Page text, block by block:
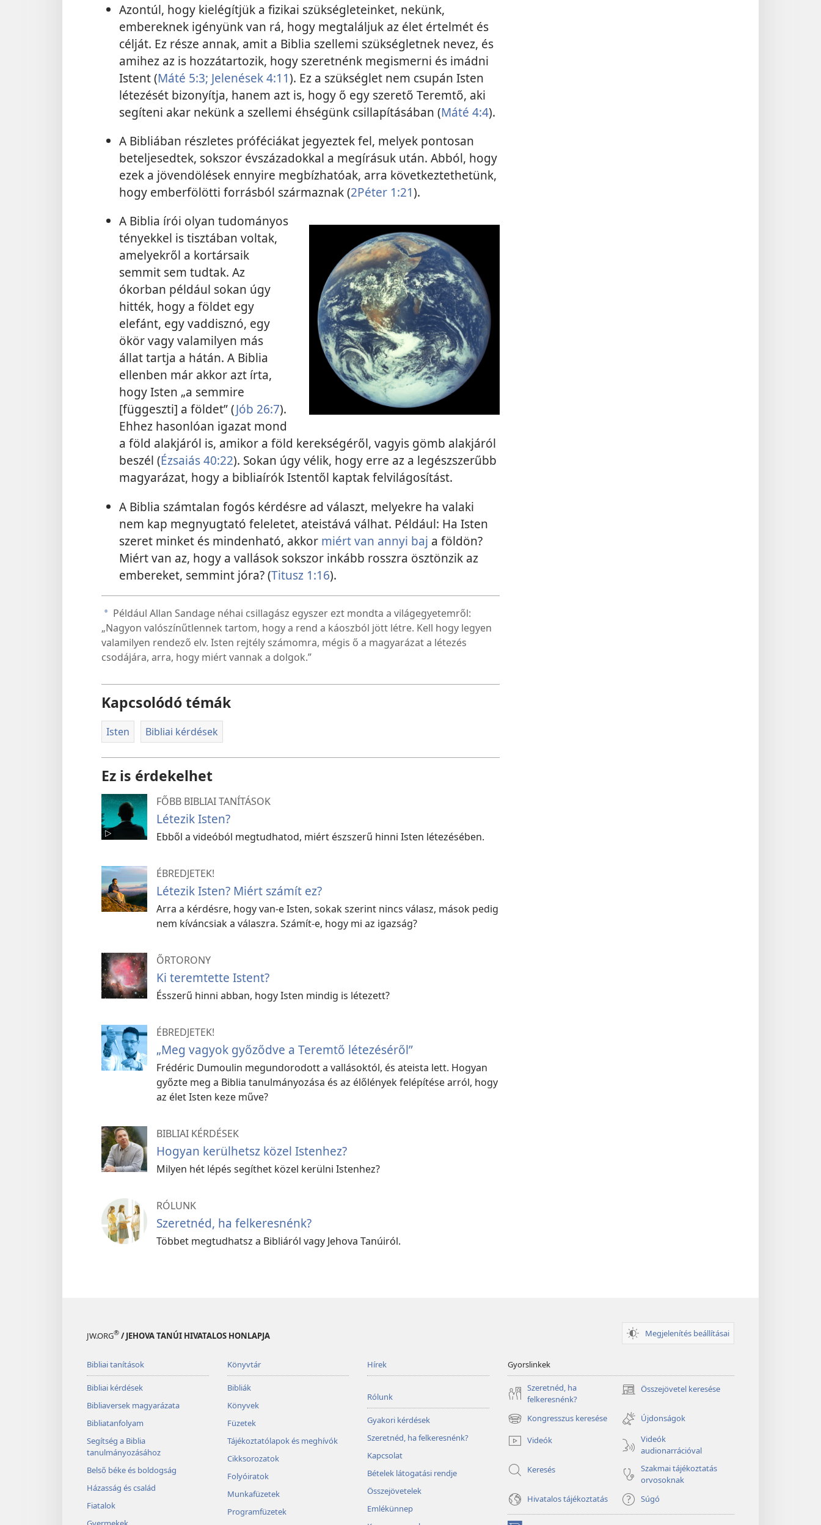
Azontúl, hogy kielégítjük a fizikai szükségleteinket, nekünk,
embereknek igényünk van rá, hogy megtaláljuk az élet értelmét és
célját. Ez része annak, amit a Biblia szellemi szükségletnek nevez, és
amihez az is hozzátartozik, hogy szeretnénk megismerni és imádni
Istent (Máté 5:3; Jelenések 4:11). Ez a szükséglet nem csupán Isten
létezését bizonyítja, hanem azt is, hogy ő egy szerető Teremtő, aki
segíteni akar nekünk a szellemi éhségünk csillapításában (Máté 4:4).
A Bibliában részletes próféciákat jegyeztek fel, melyek pontosan
beteljesedtek, sokszor évszázadokkal a megírásuk után. Abból, hogy
ezek a jövendölések ennyire megbízhatóak, arra következtethetünk,
hogy emberfölötti forrásból származnak (2Péter 1:21).
A Biblia írói olyan tudományos
tényekkel is tisztában voltak,
amelyekről a kortársaik
semmit sem tudtak. Az
ókorban például sokan úgy
hitték, hogy a földet egy
elefánt, egy vaddisznó, egy
ökör vagy valamilyen más
állat tartja a hátán. A Biblia
ellenben már akkor azt írta,
hogy Isten „a semmire
[függeszti] a földet” (Jób 26:7).
Ehhez hasonlóan igazat mond
a föld alakjáról is, amikor a föld kerekségéről, vagyis gömb alakjáról
beszél (Ézsaiás 40:22). Sokan úgy vélik, hogy erre az a legészszerűbb
magyarázat, hogy a bibliaírók Istentől kaptak felvilágosítást.
A Biblia számtalan fogós kérdésre ad választ, melyekre ha valaki
nem kap megnyugtató feleletet, ateistává válhat. Például: Ha Isten
szeret minket és mindenható, akkor miért van annyi baj a földön?
Miért van az, hogy a vallások sokszor inkább rosszra ösztönzik az
embereket, semmint jóra? (Titusz 1:16).
a Például Allan Sandage néhai csillagász egyszer ezt mondta a világegyetemről:
„Nagyon valószínűtlennek tartom, hogy a rend a káoszból jött létre. Kell hogy legyen
valamilyen rendező elv. Isten rejtély számomra, mégis ő a magyarázat a létezés
csodájára, arra, hogy miért vannak a dolgok.”
Kapcsolódó témák
Isten Bibliai kérdések
Ez is érdekelhet
FŐBB BIBLIAI TANÍTÁSOK
Létezik Isten?
Ebből a videóból megtudhatod, miért észszerű hinni Isten létezésében.
ÉBREDJETEK!
Létezik Isten? Miért számít ez?
Arra a kérdésre, hogy van-e Isten, sokak szerint nincs válasz, mások pedig
nem kíváncsiak a válaszra. Számít-e, hogy mi az igazság?
ŐRTORONY
Ki teremtette Istent?
Ésszerű hinni abban, hogy Isten mindig is létezett?
ÉBREDJETEK!
„Meg vagyok győződve a Teremtő létezéséről”
Frédéric Dumoulin megundorodott a vallásoktól, és ateista lett. Hogyan
győzte meg a Biblia tanulmányozása és az élőlények felépítése arról, hogy
az élet Isten keze műve?
BIBLIAI KÉRDÉSEK
Hogyan kerülhetsz közel Istenhez?
Milyen hét lépés segíthet közel kerülni Istenhez?
RÓLUNK
Szeretnéd, ha felkeresnénk?
Többet megtudhatsz a Bibliáról vagy Jehova Tanúiról.
JW.ORG® / JEHOVA TANÚI HIVATALOS HONLAPJA Megjelenítés beállításai
Bibliai tanítások
Bibliai kérdések
Bibliaversek magyarázata
Bibliatanfolyam
Segítség a Biblia
tanulmányozásához
Belső béke és boldogság
Házasság és család
Fiatalok
Könyvtár
Bibliák
Könyvek
Füzetek
Tájékoztatólapok és meghívók
Cikksorozatok
Folyóiratok
Munkafüzetek
Programfüzetek
Hírek
Rólunk
Gyakori kérdések
Szeretnéd, ha felkeresnénk?
Kapcsolat
Bételek látogatási rendje
Összejövetelek
Emlékünnep
Gyorslinkek
Szeretnéd, ha
felkeresnénk?
Összejövetel keresése
(opens
window)
Kongresszus keresése
(opens
new
window)
Újdonságok
Videók
Videók
audionarrációval
Keresés
Szakmai tájékoztatás
orvosoknak
Hivatalos tájékoztatás
Súgó